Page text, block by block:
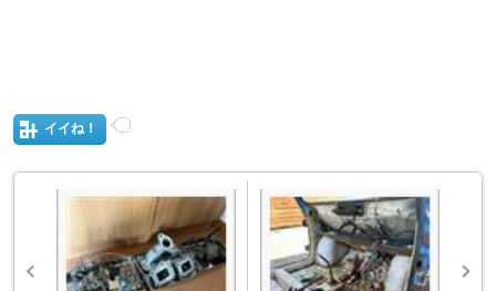
イイね！